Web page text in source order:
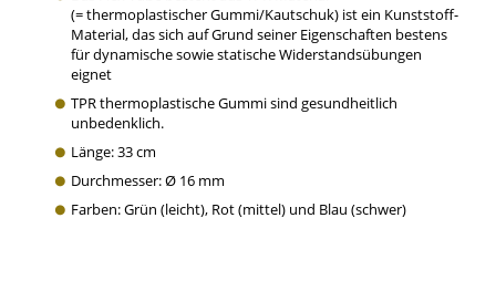
(= thermoplastischer Gummi/Kautschuk) ist ein Kunststoff-
Material, das sich auf Grund seiner Eigenschaften bestens
für dynamische sowie statische Widerstandsübungen
eignet
TPR thermoplastische Gummi sind gesundheitlich
unbedenklich.
Länge: 33 cm
Durchmesser: Ø 16 mm
Farben: Grün (leicht), Rot (mittel) und Blau (schwer)